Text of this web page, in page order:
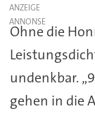
ANZEIGE
Ohne die
undenkbar.
gehen in die